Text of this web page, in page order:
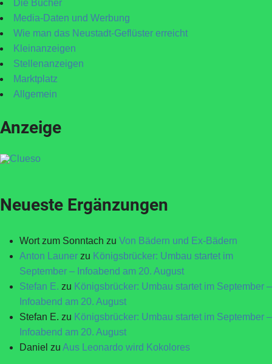
Die Bücher
Media-Daten und Werbung
Wie man das Neustadt-Geflüster erreicht
Kleinanzeigen
Stellenanzeigen
Marktplatz
Allgemein
Anzeige
Neueste Ergänzungen
Wort zum Sonntach zu Von Bädern und Ex-Bädern
Anton Launer zu Königsbrücker: Umbau startet im
September – Infoabend am 20. August
Stefan E. zu Königsbrücker: Umbau startet im September –
Infoabend am 20. August
Stefan E. zu Königsbrücker: Umbau startet im September –
Infoabend am 20. August
Daniel zu Aus Leonardo wird Kokolores